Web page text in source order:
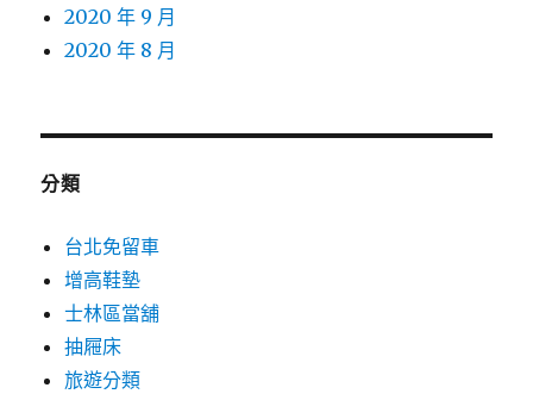
2020 年 9 月
2020 年 8 月
分類
台北免留車
增高鞋墊
士林區當舖
抽屜床
旅遊分類